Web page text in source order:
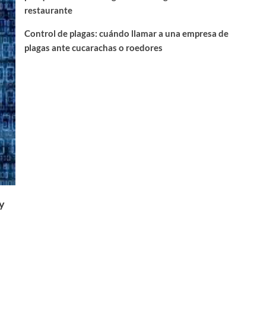
restaurante
Control de plagas: cuándo llamar a una empresa de
plagas ante cucarachas o roedores